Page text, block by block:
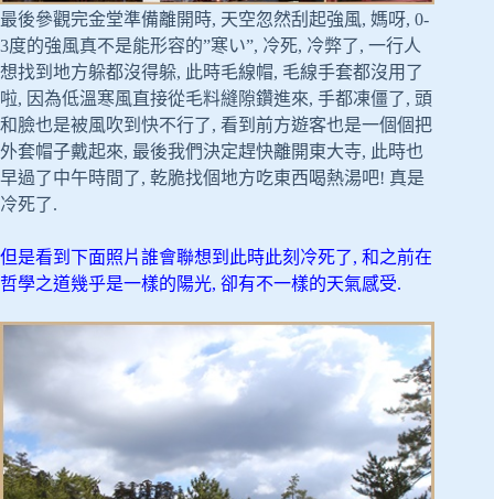
最後參觀完金堂準備離開時, 天空忽然刮起強風, 媽呀, 0-
3度的強風真不是能形容的”寒い”, 冷死, 冷弊了, 一行人
想找到地方躲都沒得躲, 此時毛線帽, 毛線手套都沒用了
啦, 因為低溫寒風直接從毛料縫隙鑽進來, 手都凍僵了, 頭
和臉也是被風吹到快不行了, 看到前方遊客也是一個個把
外套帽子戴起來, 最後我們決定趕快離開東大寺, 此時也
早過了中午時間了, 乾脆找個地方吃東西喝熱湯吧! 真是
冷死了.
但是看到下面照片誰會聯想到此時此刻冷死了, 和之前在
哲學之道幾乎是一樣的陽光, 卻有不一樣的天氣感受.